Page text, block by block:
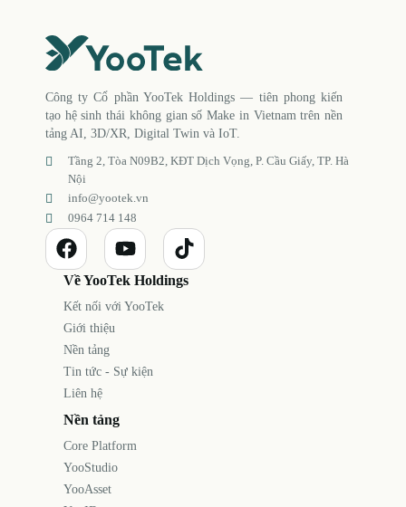
Công ty Cổ phần YooTek Holdings — tiên phong kiến
tạo hệ sinh thái không gian số Make in Vietnam trên nền
tảng AI, 3D/XR, Digital Twin và IoT.
Tầng 2, Tòa N09B2, KĐT Dịch Vọng, P. Cầu Giấy, TP. Hà
Nội
info@yootek.vn
0964 714 148
Về YooTek Holdings
Kết nối với YooTek
Giới thiệu
Nền tảng
Tin tức - Sự kiện
Liên hệ
Nền tảng
Core Platform
YooStudio
YooAsset